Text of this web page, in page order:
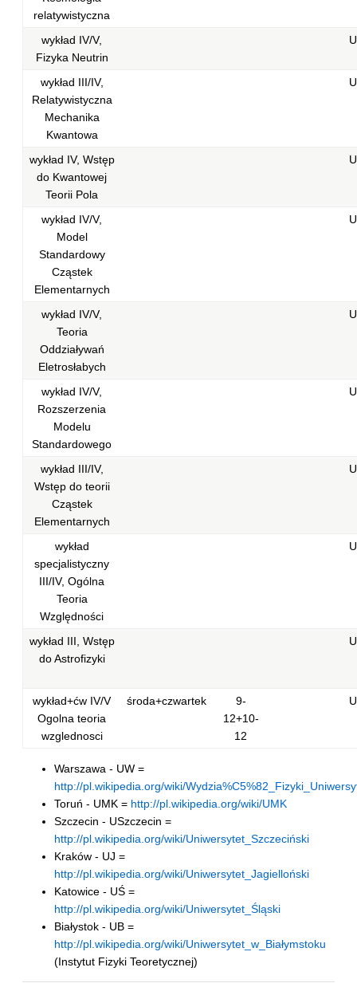
relatywistyczna
wykład IV/V,
Fizyka Neutrin
wykład III/IV,
Relatywistyczna
Mechanika
Kwantowa
wykład IV, Wstęp
do Kwantowej
Teorii Pola
wykład IV/V,
Model
Standardowy
Cząstek
Elementarnych
wykład IV/V,
Teoria
Oddziaływań
Eletrosłabych
wykład IV/V,
Rozszerzenia
Modelu
Standardowego
wykład III/IV,
Wstęp do teorii
Cząstek
Elementarnych
wykład
specjalistyczny
III/IV, Ogólna
Teoria
Względności
wykład III, Wstęp
do Astrofizyki
wykład+ćw IV/V
Ogolna teoria
wzglednosci
środa+czwartek
9-
12+10-
12
Warszawa - UW =
http://pl.wikipedia.org/wiki/
Toruń - UMK = http://pl.wikipedia.org/wiki/UMK
Szczecin - USzczecin =
http://pl.wikipedia.org/wiki/Uniwersytet_Szczeciński
Kraków - UJ =
http://pl.wikipedia.org/wiki/Uniwersytet_Jagielloński
Katowice - UŚ =
http://pl.wikipedia.org/wiki/Uniwersytet_Śląski
Białystok - UB =
http://pl.wikipedia.org/wiki/Uniwersytet_w_Białymstoku
(Instytut Fizyki Teoretycznej)